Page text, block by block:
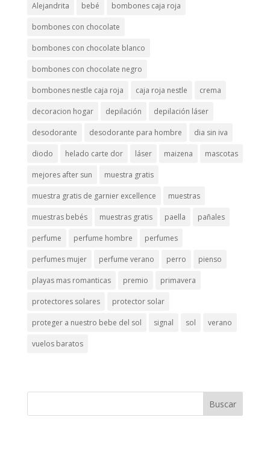
Alejandrita bebé bombones caja roja
bombones con chocolate
bombones con chocolate blanco
bombones con chocolate negro
bombones nestle caja roja caja roja nestle crema
decoracion hogar depilación depilación láser
desodorante desodorante para hombre dia sin iva
diodo helado carte dor láser maizena mascotas
mejores after sun muestra gratis
muestra gratis de garnier excellence muestras
muestras bebés muestras gratis paella pañales
perfume perfume hombre perfumes
perfumes mujer perfume verano perro pienso
playas mas romanticas premio primavera
protectores solares protector solar
proteger a nuestro bebe del sol signal sol verano
vuelos baratos